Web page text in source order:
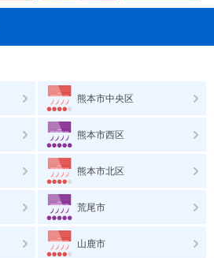
熊本市中央区
熊本市西区
熊本市北区
荒尾市
山鹿市